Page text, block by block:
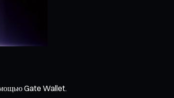
Gate Wallet.